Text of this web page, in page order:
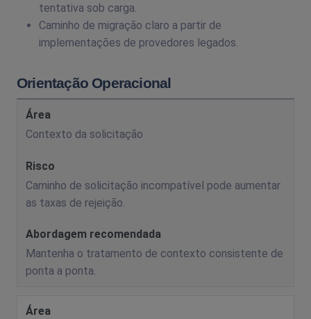
tentativa sob carga.
Caminho de migração claro a partir de
implementações de provedores legados.
Orientação Operacional
Contexto da solicitação
Caminho de solicitação incompatível pode aumentar
as taxas de rejeição.
Mantenha o tratamento de contexto consistente de
ponta a ponta.